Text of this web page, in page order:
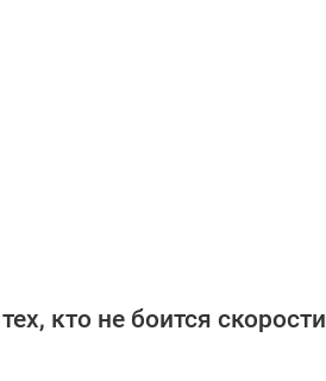
кто не боится скорости